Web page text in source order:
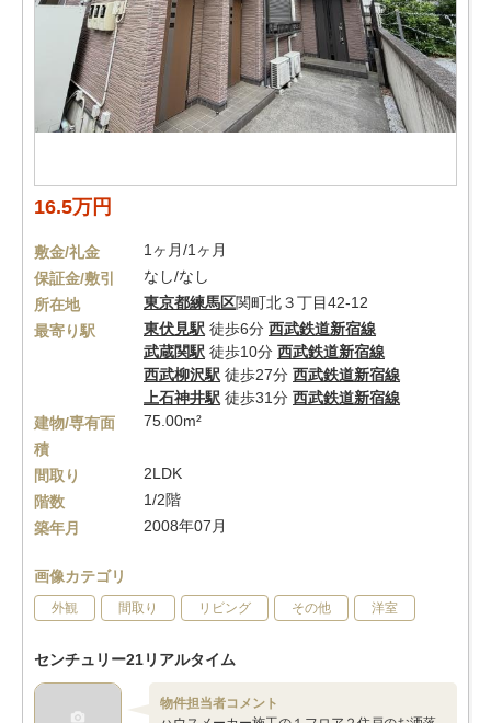
16.5万円
敷金/礼金
1ヶ月/1ヶ月
保証金/敷引
なし/なし
所在地
東京都練馬区関町北３丁目42-12
最寄り駅
東伏見駅 徒歩6分 西武鉄道新宿線
武蔵関駅 徒歩10分 西武鉄道新宿線
西武柳沢駅 徒歩27分 西武鉄道新宿線
上石神井駅 徒歩31分 西武鉄道新宿線
建物/専有面
積
75.00m²
間取り
2LDK
階数
1/2階
築年月
2008年07月
画像カテゴリ
外観 間取り リビング その他 洋室
センチュリー21リアルタイム
物件担当者コメント